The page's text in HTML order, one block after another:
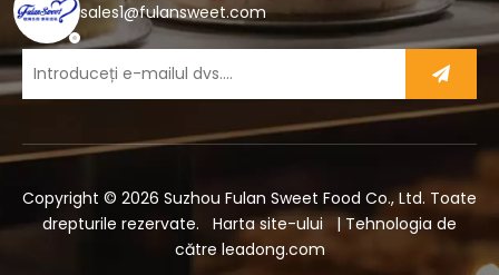
sales1@fulansweet.com
Copyright © 2026 Suzhou Fulan Sweet Food Co., Ltd. Toate
drepturile rezervate. Harta site-ului
| Tehnologia de
către leadong.com